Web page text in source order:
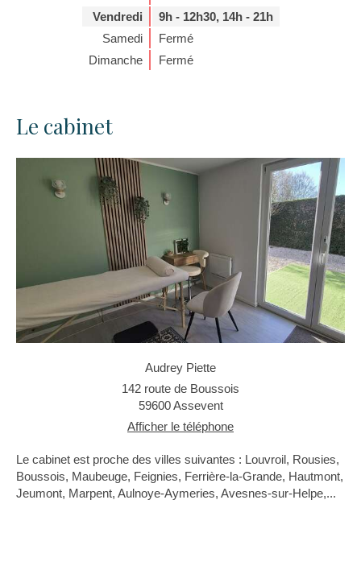
Vendredi
9h - 12h30, 14h - 21h
Samedi
Fermé
Dimanche
Fermé
Le cabinet
Audrey Piette
142 route de Boussois
59600 Assevent
Afficher le téléphone
Le cabinet est proche des villes suivantes : Louvroil, Rousies,
Boussois, Maubeuge, Feignies, Ferrière-la-Grande, Hautmont,
Jeumont, Marpent, Aulnoye-Aymeries, Avesnes-sur-Helpe,...